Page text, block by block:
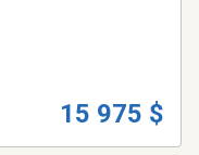
15 975 $